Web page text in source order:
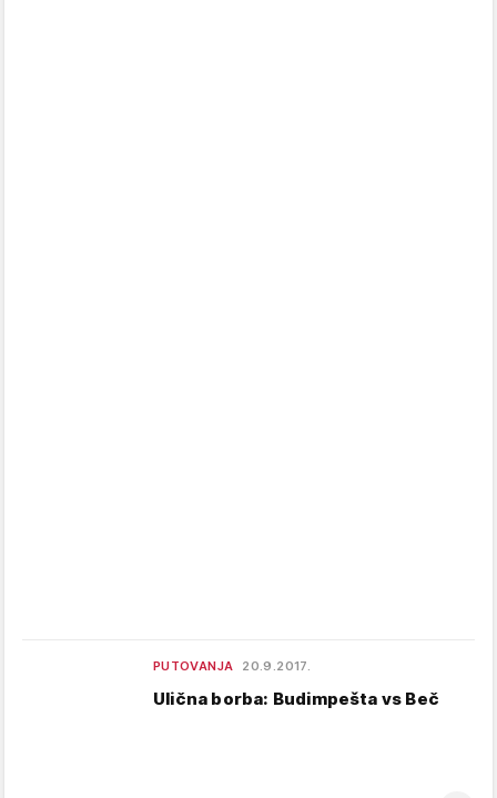
PUTOVANJA 20.9.2017.
Ulična borba: Budimpešta vs Beč